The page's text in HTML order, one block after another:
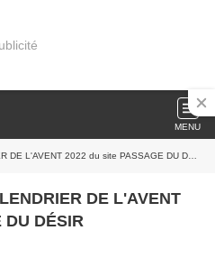
MENU
L'AVENT 2022 du site PASSAGE DU DÉSIR
DE L'AVENT
DÉSIR